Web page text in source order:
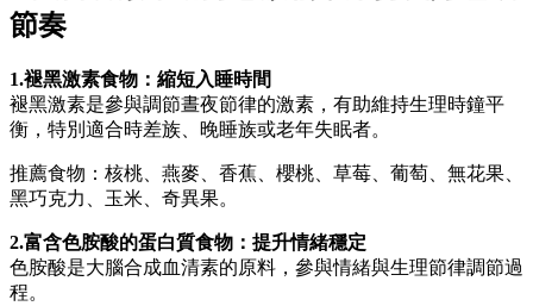
節奏
1.褪黑激素食物：縮短入睡時間
褪黑激素是參與調節晝夜節律的激素，有助維持生理時鐘平
衡，特別適合時差族、晚睡族或老年失眠者。
推薦食物：核桃、燕麥、香蕉、櫻桃、草莓、葡萄、無花果、
黑巧克力、玉米、奇異果。
2.富含色胺酸的蛋白質食物：提升情緒穩定
色胺酸是大腦合成血清素的原料，參與情緒與生理節律調節過
程。